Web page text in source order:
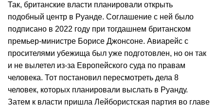
Так, британские власти планировали открыть
подобный центр в Руанде. Соглашение с ней было
подписано в 2022 году при тогдашнем британском
премьер-министре Борисе Джонсоне. Авиарейс с
просителями убежища был уже подготовлен, но он так
и не вылетел из-за Европейского суда по правам
человека. Тот постановил пересмотреть дела 8
человек, которых планировали выслать в Руанду.
Затем к власти пришла Лейбористская партия во главе